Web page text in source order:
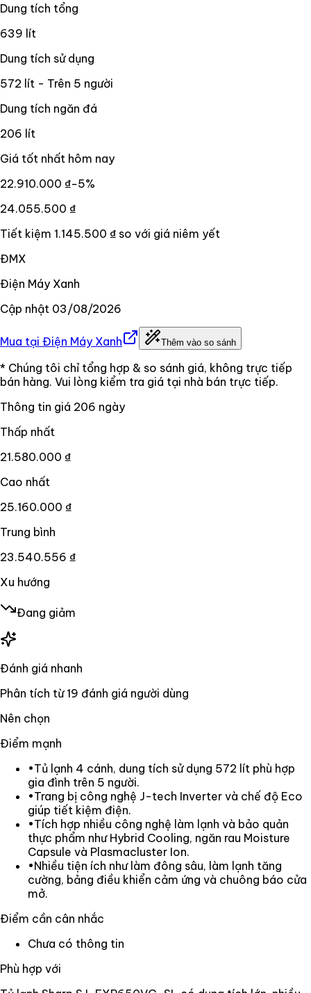
Dung tích tổng
639 lít
Dung tích sử dụng
572 lít - Trên 5 người
Dung tích ngăn đá
206 lít
Giá tốt nhất hôm nay
22.910.000 ₫−5%
24.055.500 ₫
Tiết kiệm 1.145.500 ₫ so với giá niêm yết
ĐMX
Điện Máy Xanh
Cập nhật 03/08/2026
Mua tại Điện Máy Xanh Thêm vào so sánh
* Chúng tôi chỉ tổng hợp & so sánh giá, không trực tiếp
bán hàng. Vui lòng kiểm tra giá tại nhà bán trực tiếp.
Thông tin giá 206 ngày
Thấp nhất
21.580.000 ₫
Cao nhất
25.160.000 ₫
Trung bình
23.540.556 ₫
Xu hướng
Đang giảm
Đánh giá nhanh
Phân tích từ19 đánh giá người dùng
Nên chọn
Điểm mạnh
•Tủ lạnh 4 cánh, dung tích sử dụng 572 lít phù hợp
gia đình trên 5 người.
•Trang bị công nghệ J-tech Inverter và chế độ Eco
giúp tiết kiệm điện.
•Tích hợp nhiều công nghệ làm lạnh và bảo quản
thực phẩm như Hybrid Cooling, ngăn rau Moisture
Capsule và Plasmacluster Ion.
•Nhiều tiện ích như làm đông sâu, làm lạnh tăng
cường, bảng điều khiển cảm ứng và chuông báo cửa
mở.
Điểm cần cân nhắc
Chưa có thông tin
Phù hợp với